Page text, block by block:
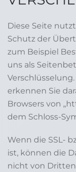
Diese Seite
Schutz der
zum Beispiel
uns als
erkennen Sie
Browsers von
dem Schloss-
Wenn die SSL-
ist, können die
nicht von